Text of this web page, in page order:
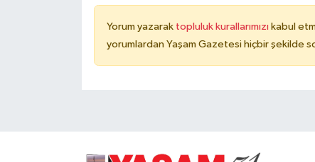
Yorum yazarak topluluk kurallarımızı kabul
yorumlardan Yaşam Gazetesi hiçbir şekilde